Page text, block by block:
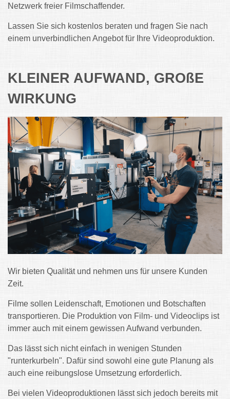
Netzwerk freier Filmschaffender.
Lassen Sie sich kostenlos beraten und fragen Sie nach
einem unverbindlichen Angebot für Ihre Videoproduktion.
KLEINER AUFWAND, GROßE
WIRKUNG
Wir bieten Qualität und nehmen uns für unsere Kunden
Zeit.
Filme sollen Leidenschaft, Emotionen und Botschaften
transportieren. Die Produktion von Film- und Videoclips ist
immer auch mit einem gewissen Aufwand verbunden.
Das lässt sich nicht einfach in wenigen Stunden
"runterkurbeln". Dafür sind sowohl eine gute Planung als
auch eine reibungslose Umsetzung erforderlich.
Bei vielen Videoproduktionen lässt sich jedoch bereits mit